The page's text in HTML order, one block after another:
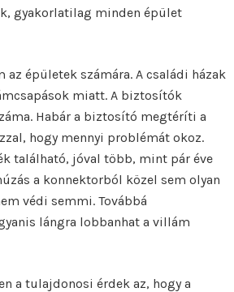
gyakorlatilag minden épület
épületek számára. A családi házak
miatt. A biztosítók
Habár a biztosító megtéríti a
hogy mennyi problémát okoz.
található, jóval több, mint pár éve
a konnektorból közel sem olyan
védi semmi. Továbbá
lángra lobbanhat a villám
a tulajdonosi érdek az, hogy a